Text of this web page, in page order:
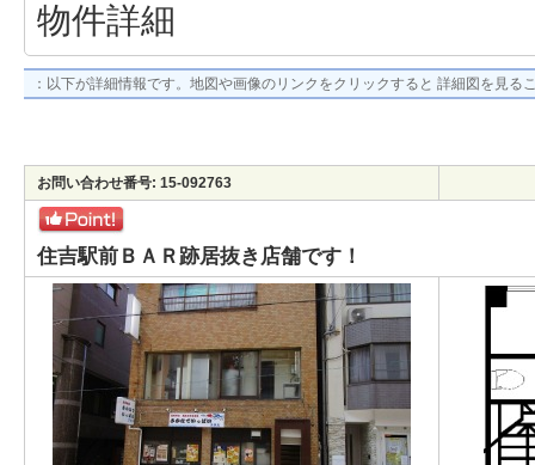
物件詳細
：以下が詳細情報です。地図や画像のリンクをクリックすると 詳細図を見る
お問い合わせ番号: 15-092763
住吉駅前ＢＡＲ跡居抜き店舗です！